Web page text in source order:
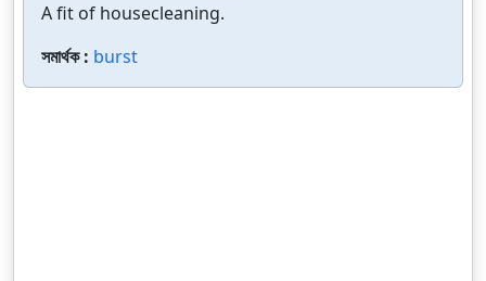
A fit of housecleaning.
সমার্থক : burst